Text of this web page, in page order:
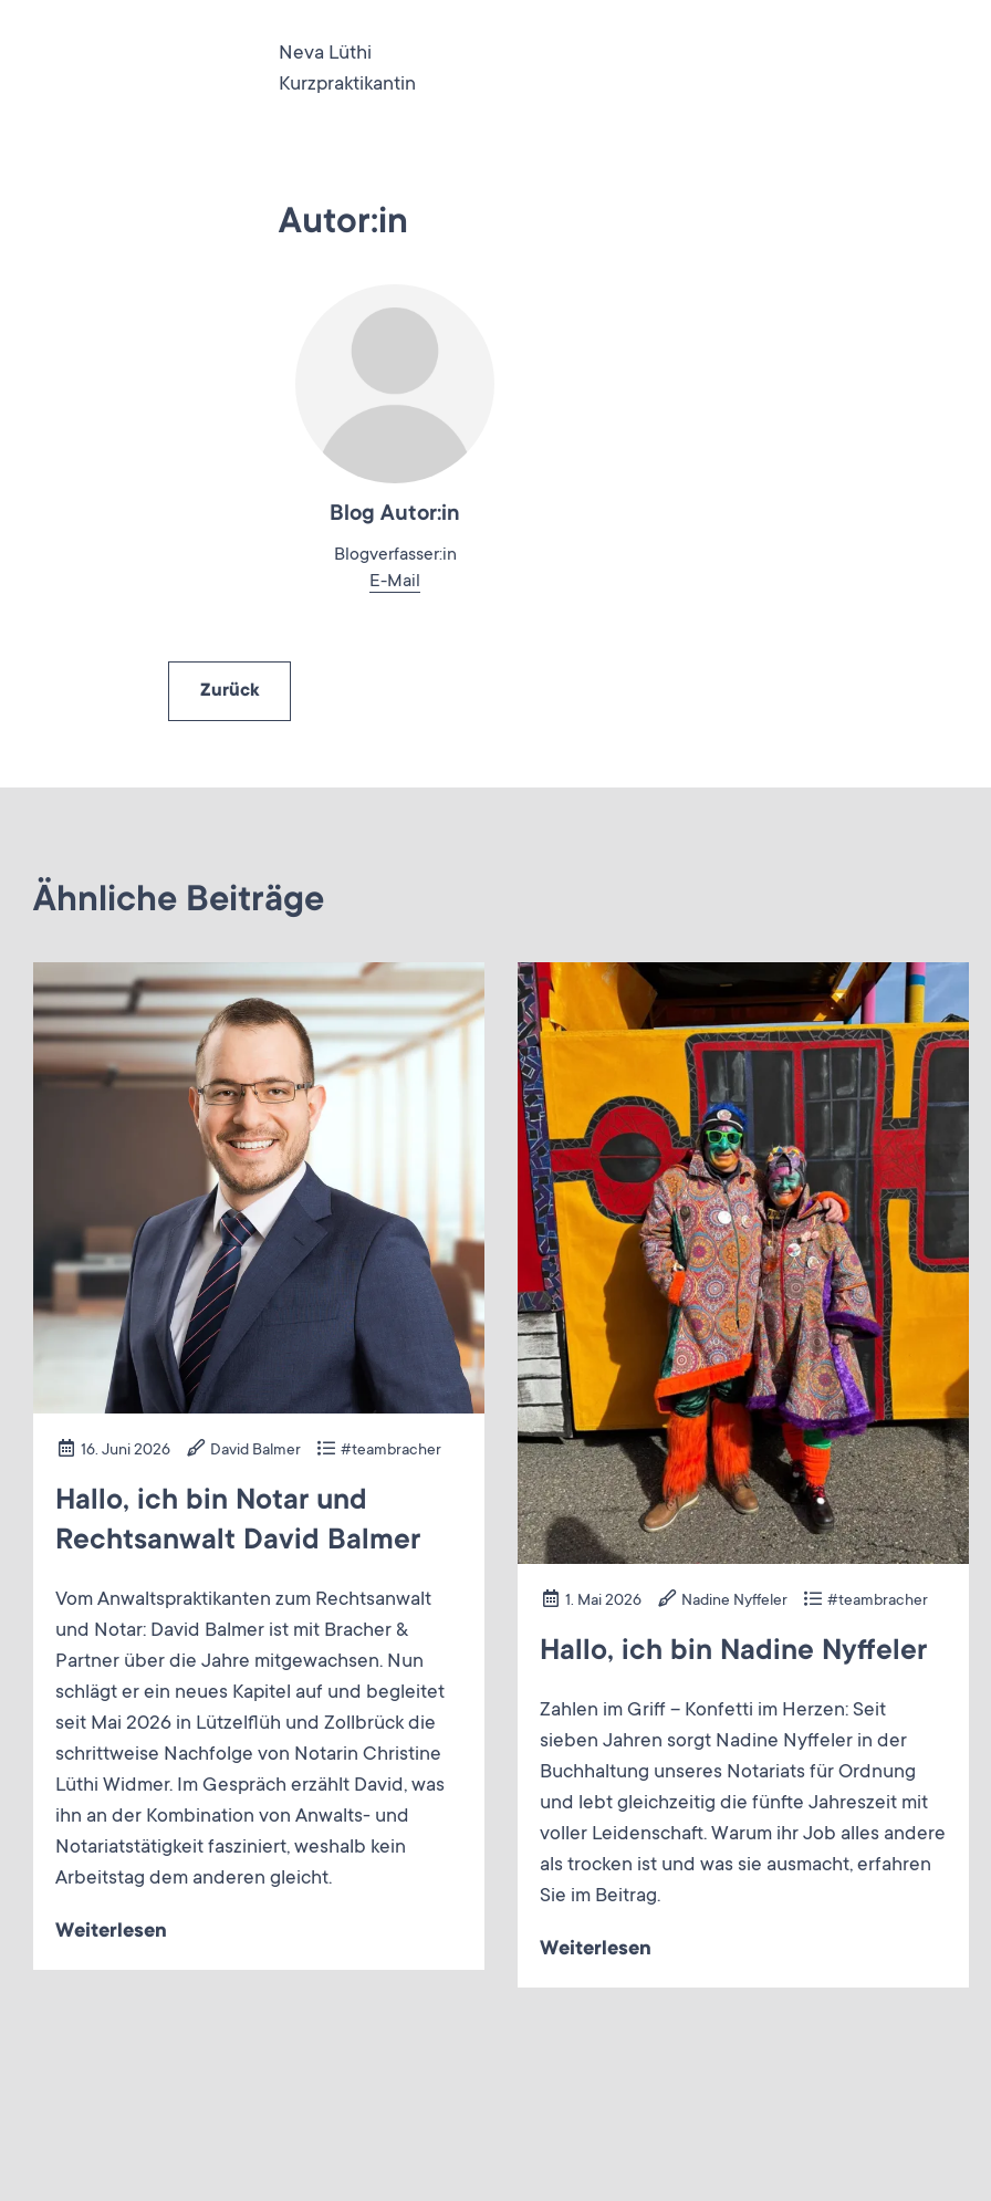
Neva Lüthi
Kurzpraktikantin
Autor:in
Blog Autor:in
Blogverfasser:in
E-Mail
Zurück
Ähnliche Beiträge
16. Juni 2026 David Balmer #teambracher
Hallo, ich bin Notar und
Rechtsanwalt David Balmer
Vom Anwaltspraktikanten zum Rechtsanwalt
und Notar: David Balmer ist mit Bracher &
Partner über die Jahre mitgewachsen. Nun
schlägt er ein neues Kapitel auf und begleitet
seit Mai 2026 in Lützelflüh und Zollbrück die
schrittweise Nachfolge von Notarin Christine
Lüthi Widmer. Im Gespräch erzählt David, was
ihn an der Kombination von Anwalts- und
Notariatstätigkeit fasziniert, weshalb kein
Arbeitstag dem anderen gleicht.
Weiterlesen
1. Mai 2026 Nadine Nyffeler #teambracher
Hallo, ich bin Nadine Nyffeler
Zahlen im Griff – Konfetti im Herzen: Seit
sieben Jahren sorgt Nadine Nyffeler in der
Buchhaltung unseres Notariats für Ordnung
und lebt gleichzeitig die fünfte Jahreszeit mit
voller Leidenschaft. Warum ihr Job alles andere
als trocken ist und was sie ausmacht, erfahren
Sie im Beitrag.
Weiterlesen